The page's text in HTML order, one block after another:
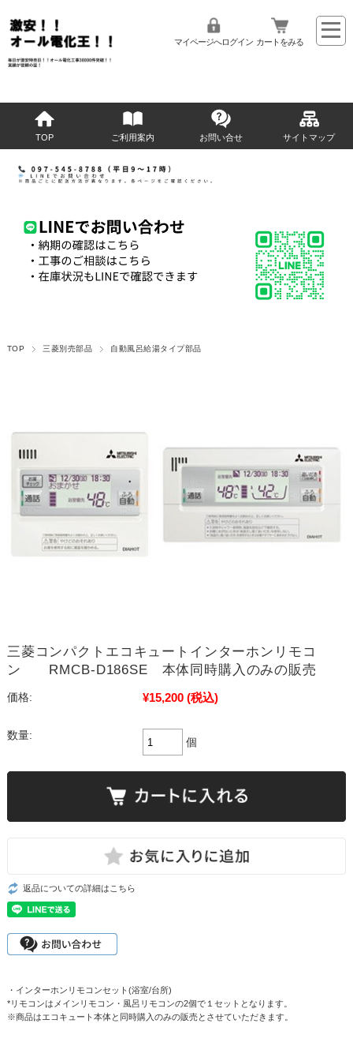
マイページへログイン カートをみる
TOP ご利用案内 お問い合せ サイトマップ
TOP 三菱別売部品 自動風呂給湯タイプ部品
三菱コンパクトエコキュートインターホンリモコ
ン RMCB-D186SE 本体同時購入のみの販売
価格: ¥15,200 (税込)
数量:
個
返品についての詳細はこちら
・インターホンリモコンセット(浴室/台所)
*リモコンはメインリモコン・風呂リモコンの2個で１セットとなります。
※商品はエコキュート本体と同時購入のみの販売とさせていただきます。